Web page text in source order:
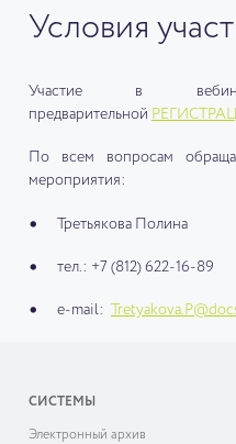
Условия
Участие в
предварительной
По всем вопросам
мероприятия:
Третьякова Полина
тел.: +7 (812) 622-16-89
e-mail:
СИСТЕМЫ
Электронный архив